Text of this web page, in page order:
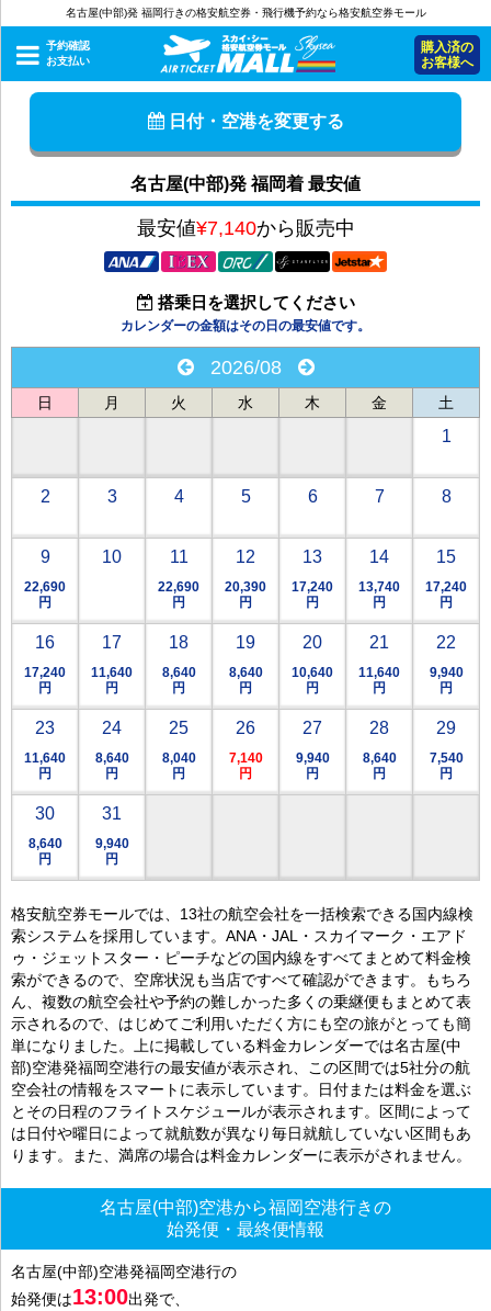
名古屋(中部)発 福岡行きの格安航空券・飛行機予約なら格安航空券モール
予約確認
お支払い
購入済の
お客様へ
日付・空港を変更する
名古屋(中部)発 福岡着 最安値
最安値¥7,140から販売中
搭乗日を選択してください
カレンダーの金額はその日の最安値です。
2026/08
日 月 火 水 木 金 土
1
2 3 4 5 6 7 8
9
22,690
円
10 11
22,690
円
12
20,390
円
13
17,240
円
14
13,740
円
15
17,240
円
16
17,240
円
17
11,640
円
18
8,640
円
19
8,640
円
20
10,640
円
21
11,640
円
22
9,940
円
23
11,640
円
24
8,640
円
25
8,040
円
26
7,140
円
27
9,940
円
28
8,640
円
29
7,540
円
30
8,640
円
31
9,940
円
格安航空券モールでは、13社の航空会社を一括検索できる国内線検
索システムを採用しています。ANA・JAL・スカイマーク・エアド
ゥ・ジェットスター・ピーチなどの国内線をすべてまとめて料金検
索ができるので、空席状況も当店ですべて確認ができます。もちろ
ん、複数の航空会社や予約の難しかった多くの乗継便もまとめて表
示されるので、はじめてご利用いただく方にも空の旅がとっても簡
単になりました。上に掲載している料金カレンダーでは名古屋(中
部)空港発福岡空港行の最安値が表示され、この区間では5社分の航
空会社の情報をスマートに表示しています。日付または料金を選ぶ
とその日程のフライトスケジュールが表示されます。区間によって
は日付や曜日によって就航数が異なり毎日就航していない区間もあ
ります。また、満席の場合は料金カレンダーに表示がされません。
名古屋(中部)空港から福岡空港行きの
始発便・最終便情報
名古屋(中部)空港発福岡空港行の
始発便は13:00出発で、